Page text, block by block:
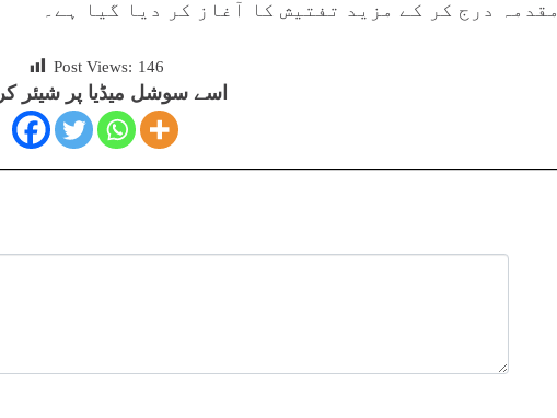
مقدمہ درج کر کے مزید تفتیش کا آغاز کر دیا گیا ہے۔
Post Views: 146
اسے سوشل میڈیا پر شیئر